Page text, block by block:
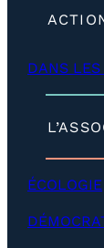
DANS
ÉCOLOGIE